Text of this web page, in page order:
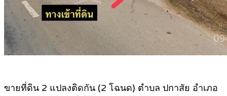
ขายที่ดิน 2 แปลงติดกัน (2 โฉนด) ตำบล ปกาสัย อำเภอ